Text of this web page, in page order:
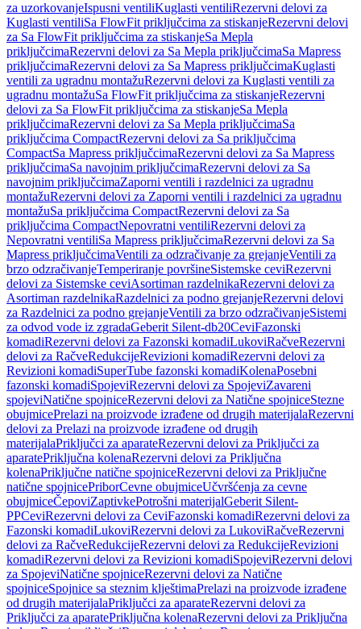
za uzorkovanjeIspusni ventiliKuglasti ventiliRezervni delovi za
Kuglasti ventiliSa FlowFit priključcima za stiskanjeRezervni delovi
za Sa FlowFit priključcima za stiskanjeSa Mepla
priključcimaRezervni delovi za Sa Mepla priključcimaSa Mapress
priključcimaRezervni delovi za Sa Mapress priključcimaKuglasti
ventili za ugradnu montažuRezervni delovi za Kuglasti ventili za
ugradnu montažuSa FlowFit priključcima za stiskanjeRezervni
delovi za Sa FlowFit priključcima za stiskanjeSa Mepla
priključcimaRezervni delovi za Sa Mepla priključcimaSa
priključcima CompactRezervni delovi za Sa priključcima
CompactSa Mapress priključcimaRezervni delovi za Sa Mapress
priključcimaSa navojnim priključcimaRezervni delovi za Sa
navojnim priključcimaZaporni ventili i razdelnici za ugradnu
montažuRezervni delovi za Zaporni ventili i razdelnici za ugradnu
montažuSa priključcima CompactRezervni delovi za Sa
priključcima CompactNepovratni ventiliRezervni delovi za
Nepovratni ventiliSa Mapress priključcimaRezervni delovi za Sa
Mapress priključcimaVentili za odzračivanje za grejanjeVentili za
brzo odzračivanjeTemperiranje površineSistemske ceviRezervni
delovi za Sistemske ceviAsortiman razdelnikaRezervni delovi za
Asortiman razdelnikaRazdelnici za podno grejanjeRezervni delovi
za Razdelnici za podno grejanjeVentili za brzo odzračivanjeSistemi
za odvod vode iz zgradaGeberit Silent-db20CeviFazonski
komadiRezervni delovi za Fazonski komadiLukoviRačveRezervni
delovi za RačveRedukcijeRevizioni komadiRezervni delovi za
Revizioni komadiSuperTube fazonski komadiKolenaPosebni
fazonski komadiSpojeviRezervni delovi za SpojeviZavareni
spojeviNatične spojniceRezervni delovi za Natične spojniceStezne
obujmicePrelazi na proizvode izrađene od drugih materijalaRezervni
delovi za Prelazi na proizvode izrađene od drugih
materijalaPriključci za aparateRezervni delovi za Priključci za
aparatePriključna kolenaRezervni delovi za Priključna
kolenaPriključne natične spojniceRezervni delovi za Priključne
natične spojnicePriborCevne obujmiceUčvršćenja za cevne
obujmiceČepoviZaptivkePotrošni materijalGeberit Silent-
PPCeviRezervni delovi za CeviFazonski komadiRezervni delovi za
Fazonski komadiLukoviRezervni delovi za LukoviRačveRezervni
delovi za RačveRedukcijeRezervni delovi za RedukcijeRevizioni
komadiRezervni delovi za Revizioni komadiSpojeviRezervni delovi
za SpojeviNatične spojniceRezervni delovi za Natične
spojniceSpojnice sa steznim klještimaPrelazi na proizvode izrađene
od drugih materijalaPriključci za aparateRezervni delovi za
Priključci za aparatePriključna kolenaRezervni delovi za Priključna